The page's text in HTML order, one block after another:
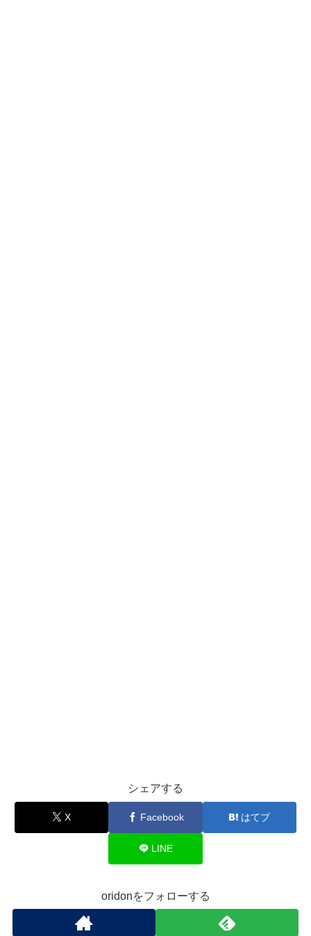
シェアする
X Facebook はてブ
LINE
oridonをフォローする